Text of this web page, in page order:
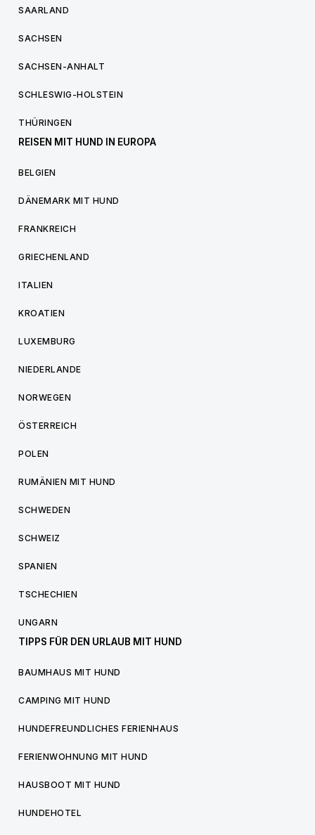
SAARLAND
SACHSEN
SACHSEN-ANHALT
SCHLESWIG-HOLSTEIN
THÜRINGEN
REISEN MIT HUND IN EUROPA
BELGIEN
DÄNEMARK MIT HUND
FRANKREICH
GRIECHENLAND
ITALIEN
KROATIEN
LUXEMBURG
NIEDERLANDE
NORWEGEN
ÖSTERREICH
POLEN
RUMÄNIEN MIT HUND
SCHWEDEN
SCHWEIZ
SPANIEN
TSCHECHIEN
UNGARN
TIPPS FÜR DEN URLAUB MIT HUND
BAUMHAUS MIT HUND
CAMPING MIT HUND
HUNDEFREUNDLICHES FERIENHAUS
FERIENWOHNUNG MIT HUND
HAUSBOOT MIT HUND
HUNDEHOTEL